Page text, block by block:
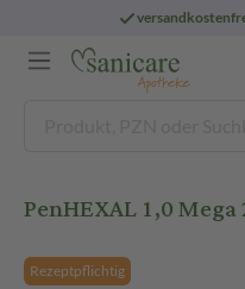
PenHEXAL 1,0
Rezeptpflichtig